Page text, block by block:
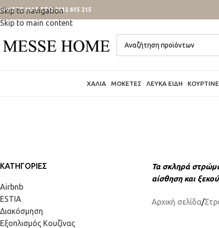
Skip to navigation
Skip to main content
ΜΑΣ ΣΤΟ 2612 615 215
ΧΑΛΙΆ ΜΟΚΈΤΕΣ ΛΕΥΚΆ ΕΊΔΗ
ΚΑΤΗΓΟΡΊΕΣ
Airbnb
ESTIA
Διακόσμηση
Εξοπλισμός Κουζίνας
Τα σκληρά
αίσθηση και
Αρχική σελίδα/